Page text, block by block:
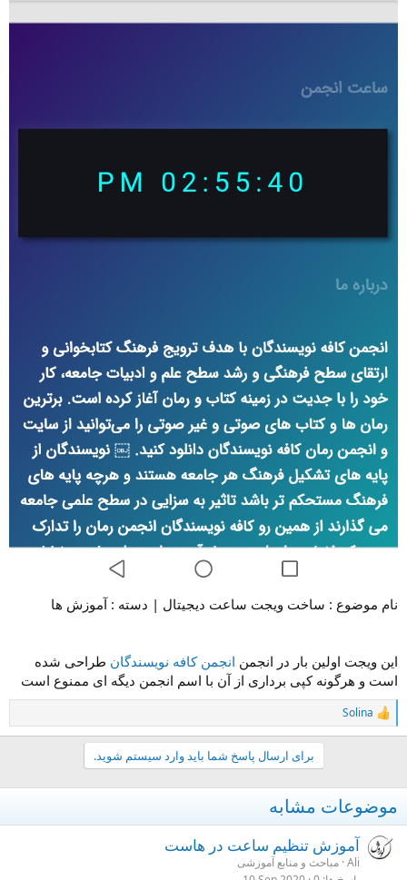
نام موضوع : ساخت ویجت ساعت دیجیتال | دسته : آموزش ها
این ویجت اولین بار در انجمن انجمن کافه نویسندگان طراحی شده
است و هرگونه کپی برداری از آن با اسم انجمن دیگه ای ممنوع است
R
e
i
o
s
:
Solina
برای ارسال پاسخ شما باید وارد سیستم شوید.
موضوعات مشابه
آموزش تنظیم ساعت در هاست
Ali مباحث و منابع آموزشی